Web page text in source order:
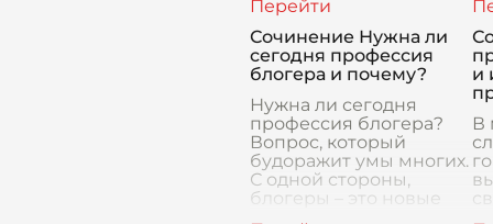
двери в мир науки,
искусства, культуры и
человеческих взаимоот
Сочинение Нужна ли
сегодня профессия
блогера и почему?
Нужна ли сегодня
профессия блогера?
Вопрос, который
будоражит умы многих.
С одной стороны,
блогеры – это новые
и
В